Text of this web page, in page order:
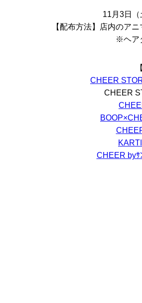
11月3日
【配布方法】店内のア
※ヘア
CHEER
CHEER
CHEER byｻ